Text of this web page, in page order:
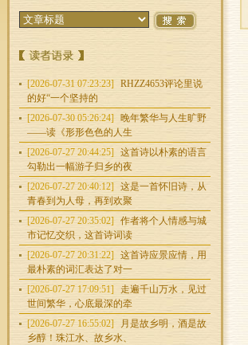
[2026-07-31 07:23:23]
RHZZ4653评论里说
的好“一个坚持的
[2026-07-30 05:26:24]
晚年繁华与人生旷野
——读《形形色色的人生
[2026-07-27 20:44:25]
这首诗以朴素的语言
勾勒出一幅游子归乡的夜
[2026-07-27 20:40:12]
这是一首怀旧诗，从
青春到为人母，再到欢聚
[2026-07-27 20:35:02]
作者将个人情感与城
市记忆交织，这首诗词读
[2026-07-27 20:31:22]
这首诗应景应情，用
最朴素的词汇表达了对一
[2026-07-27 17:09:51]
走遍千山万水，见过
世间繁华，心底最深的牵
[2026-07-27 16:55:02]
月是故乡明，酒是故
乡醇！珠江水、故乡水、